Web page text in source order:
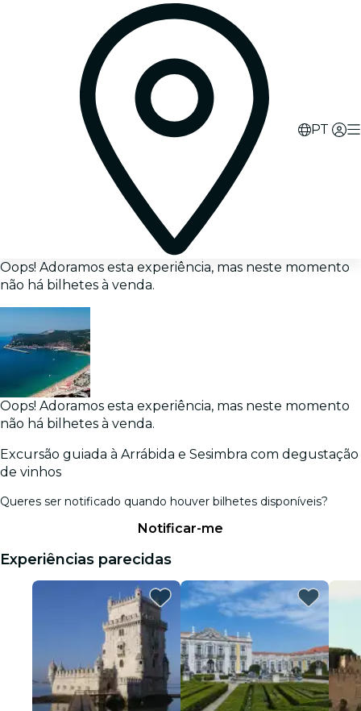
PT
Oops! Adoramos esta experiência, mas neste momento
não há bilhetes à venda.
Oops! Adoramos esta experiência, mas neste momento
não há bilhetes à venda.
Excursão guiada à Arrábida e Sesimbra com degustação
de vinhos
Queres ser notificado quando houver bilhetes disponíveis?
Notificar-me
Experiências parecidas